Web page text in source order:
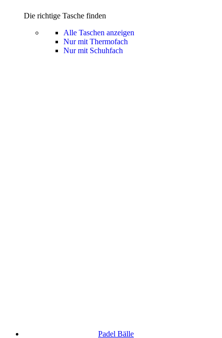
Die richtige Tasche finden
Alle Taschen anzeigen
Nur mit Thermofach
Nur mit Schuhfach
Padel Bälle